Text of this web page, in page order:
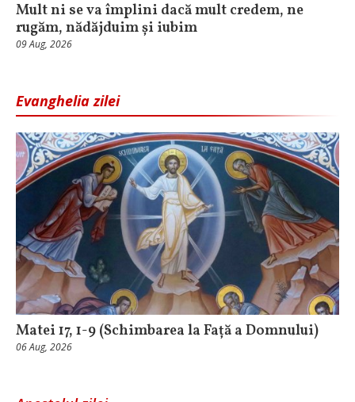
Mult ni se va împlini dacă mult credem, ne
rugăm, nădăjduim și iubim
09 Aug, 2026
Evanghelia zilei
Matei 17, 1-9 (Schimbarea la Față a Domnului)
06 Aug, 2026